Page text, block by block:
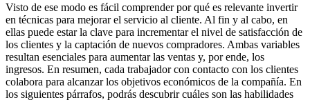
Visto de ese modo es fácil comprender por qué es relevante invertir
en técnicas para mejorar el servicio al cliente. Al fin y al cabo, en
ellas puede estar la clave para incrementar el nivel de satisfacción de
los clientes y la captación de nuevos compradores. Ambas variables
resultan esenciales para aumentar las ventas y, por ende, los
ingresos. En resumen, cada trabajador con contacto con los clientes
colabora para alcanzar los objetivos económicos de la compañía. En
los siguientes párrafos, podrás descubrir cuáles son las habilidades